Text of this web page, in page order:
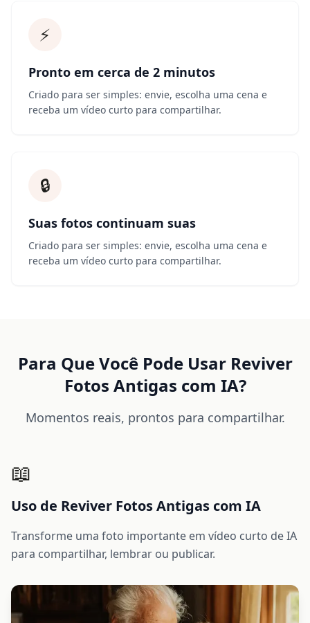
⚡
Pronto em cerca de 2 minutos
Criado para ser simples: envie, escolha uma cena e
receba um vídeo curto para compartilhar.
🔒
Suas fotos continuam suas
Criado para ser simples: envie, escolha uma cena e
receba um vídeo curto para compartilhar.
Para Que Você Pode Usar Reviver
Fotos Antigas com IA?
Momentos reais, prontos para compartilhar.
📖
Uso de Reviver Fotos Antigas com IA
Transforme uma foto importante em vídeo curto de IA
para compartilhar, lembrar ou publicar.